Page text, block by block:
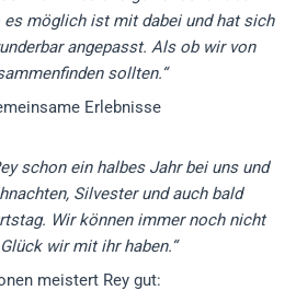
es möglich ist mit dabei und hat sich
angepasst. Als ob wir von
sollten.“
Erlebnisse
schon ein halbes Jahr bei uns und
Silvester und auch bald
Wir können immer noch nicht
wir mit ihr haben.“
meistert Rey gut: